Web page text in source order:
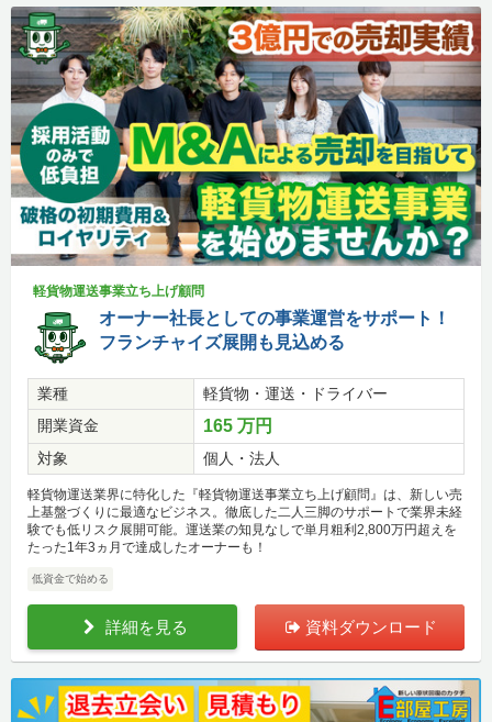
軽貨物運送事業立ち上げ顧問
オーナー社長としての事業運営をサポート！
フランチャイズ展開も見込める
業種
軽貨物・運送・ドライバー
開業資金
165 万円
対象 個人・法人
軽貨物運送業界に特化した『軽貨物運送事業立ち上げ顧問』は、新しい売
上基盤づくりに最適なビジネス。徹底した二人三脚のサポートで業界未経
験でも低リスク展開可能。運送業の知見なしで単月粗利2,800万円超えを
たった1年3ヵ月で達成したオーナーも！
低資金で始める
詳細を見る 資料ダウンロード